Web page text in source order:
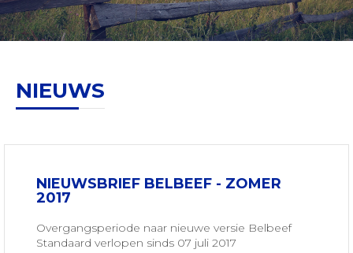
NIEUWS
NIEUWSBRIEF BELBEEF - ZOMER
2017
Overgangsperiode naar nieuwe versie Belbeef
Standaard verlopen sinds 07 juli 2017